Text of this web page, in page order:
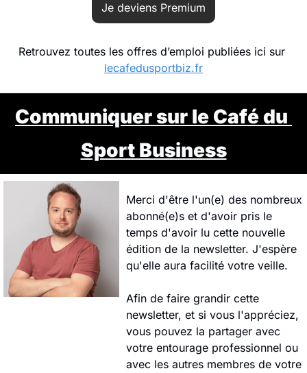
Je deviens Premium
lecafedusportbiz.fr
Communiquer sur le Café du
Sport Business
Merci d'être l'un(e) des nombreux
abonné(e)s et d'avoir pris le
temps d'avoir lu cette nouvelle
édition de la newsletter. J'espère
qu'elle aura facilité votre veille.
Afin de faire grandir cette
newsletter, et si vous l'appréciez,
vous pouvez la partager avec
votre entourage professionnel ou
avec les autres membres de votre